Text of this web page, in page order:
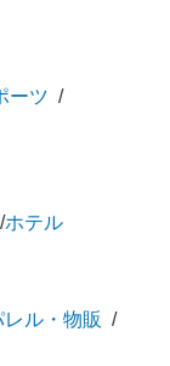
ーツ
ホテル
ル・物販